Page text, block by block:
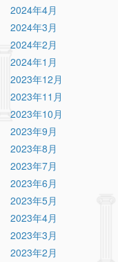
2024年4月
2024年3月
2024年2月
2024年1月
2023年12月
2023年11月
2023年10月
2023年9月
2023年8月
2023年7月
2023年6月
2023年5月
2023年4月
2023年3月
2023年2月